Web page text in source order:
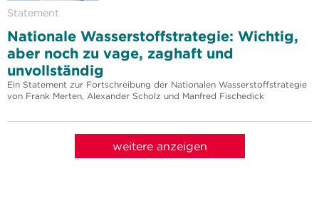
Statement
Nationale Wasserstoffstrategie: Wichtig,
aber noch zu vage, zaghaft und
unvollständig
Ein Statement zur Fortschreibung der Nationalen Wasserstoffstrategie
von Frank Merten, Alexander Scholz und Manfred Fischedick
weitere anzeigen